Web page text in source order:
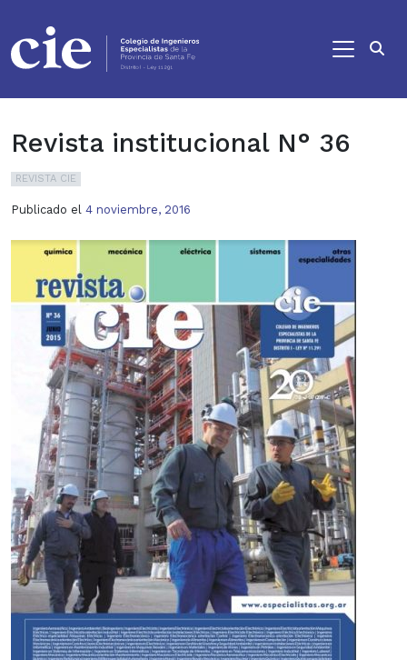
Revista institucional N° 36
REVISTA CIE
Publicado el 4 noviembre, 2016